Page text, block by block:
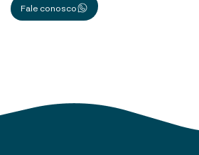
Fale conosco